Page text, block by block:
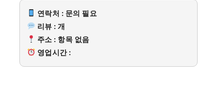
연락처 : 문의 필요
리뷰 : 개
주소 : 항목 없음
영업시간 :